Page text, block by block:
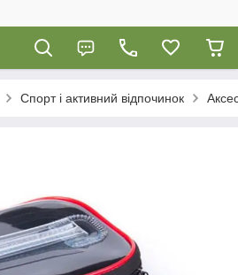
Спорт і активний відпочинок